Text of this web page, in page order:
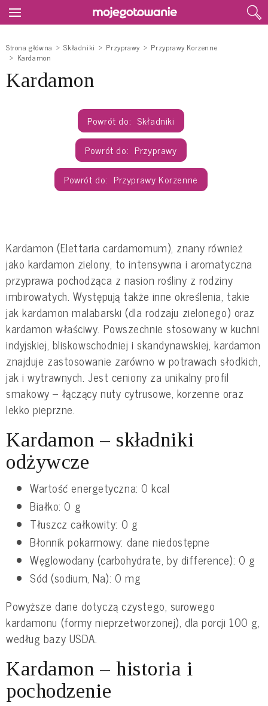
Strona główna Składniki Przyprawy
Przyprawy Korzenne
Kardamon
Kardamon
Składniki
Przyprawy
Przyprawy Korzenne
Kardamon (Elettaria cardamomum), znany również
jako kardamon zielony, to intensywna i aromatyczna
przyprawa pochodząca z nasion rośliny z rodziny
imbirowatych. Występują także inne określenia, takie
jak kardamon malabarski (dla rodzaju zielonego) oraz
kardamon właściwy. Powszechnie stosowany w kuchni
indyjskiej, bliskowschodniej i skandynawskiej, kardamon
znajduje zastosowanie zarówno w potrawach słodkich,
jak i wytrawnych. Jest ceniony za unikalny profil
smakowy – łączący nuty cytrusowe, korzenne oraz
lekko pieprzne.
Kardamon – składniki
odżywcze
Wartość energetyczna: 0 kcal
Białko: 0 g
Tłuszcz całkowity: 0 g
Błonnik pokarmowy: dane niedostępne
Węglowodany (carbohydrate, by difference): 0 g
Sód (sodium, Na): 0 mg
Powyższe dane dotyczą czystego, surowego
kardamonu (formy nieprzetworzonej), dla porcji 100 g,
według bazy USDA.
Kardamon – historia i
pochodzenie